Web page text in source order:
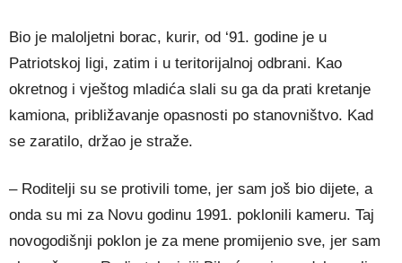
Bio je maloljetni borac, kurir, od ‘91. godine je u
Patriotskoj ligi, zatim i u teritorijalnoj odbrani. Kao
okretnog i vještog mladića slali su ga da prati kretanje
kamiona, približavanje opasnosti po stanovništvo. Kad
se zaratilo, držao je straže.
– Roditelji su se protivili tome, jer sam još bio dijete, a
onda su mi za Novu godinu 1991. poklonili kameru. Taj
novogodišnji poklon je za mene promijenio sve, jer sam